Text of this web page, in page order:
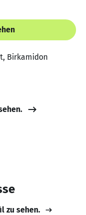
Birkamidon
zu sehen.